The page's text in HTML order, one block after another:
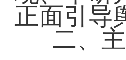
正面引导
二、